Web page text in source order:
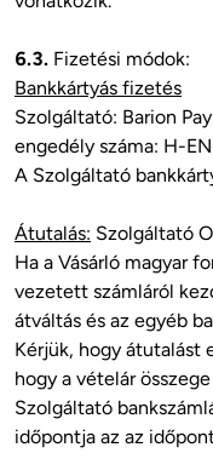
6.3.
Bankkártyás fizetés
Szolgáltató: Barion
engedély száma: H-
A Szolgáltató
Átutalás: Szolgáltató
Ha a Vásárló magyar
vezetett számláról
átváltás és az egyéb
Kérjük, hogy átutalást
hogy a vételár
Szolgáltató
időpontja az az